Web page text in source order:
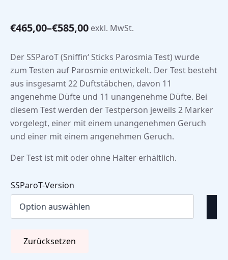
€465,00–€585,00
Preisspanne:
bis
€585,00
exkl. MwSt.
Der SSParoT (Sniffin‘ Sticks Parosmia Test) wurde
zum Testen auf Parosmie entwickelt. Der Test besteht
aus insgesamt 22 Duftstäbchen, davon 11
angenehme Düfte und 11 unangenehme Düfte. Bei
diesem Test werden der Testperson jeweils 2 Marker
vorgelegt, einer mit einem unangenehmen Geruch
und einer mit einem angenehmen Geruch.
Der Test ist mit oder ohne Halter erhältlich.
SSParoT-Version
Zurücksetzen